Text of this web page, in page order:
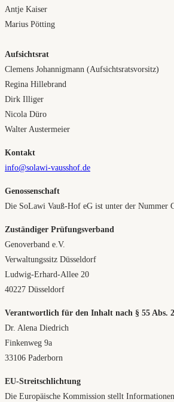
Antje Kaiser
Marius Pötting
Aufsichtsrat
Clemens Johannigmann (Aufsichtsratsvorsitz)
Regina Hillebrand
Dirk Illiger
Nicola Düro
Walter Austermeier
Kontakt
info@solawi-vausshof.de
Genossenschaft
Die SoLawi Vauß-Hof eG ist unter der Nummer
Zuständiger Prüfungsverband
Genoverband e.V.
Verwaltungssitz Düsseldorf
Ludwig-Erhard-Allee 20
40227 Düsseldorf
Verantwortlich für den Inhalt nach § 55 Abs.
Dr. Alena Diedrich
Finkenweg 9a
33106 Paderborn
EU-Streitschlichtung
Die Europäische Kommission stellt